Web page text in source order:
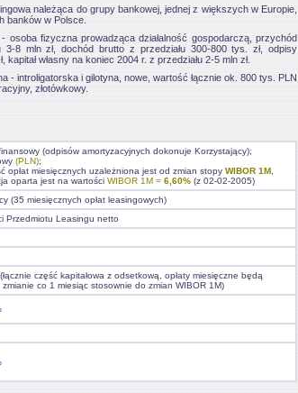
należąca do grupy bankowej, jednej z większych w Europie,
banków w Polsce.
osoba fizyczna prowadząca działalność gospodarczą, przychód
8 mln zł, dochód brutto z przedziału 300-800 tys. zł, odpisy
własny na koniec 2004 r. z przedziału 2-5 mln zł.
- introligatorska i gilotyna, nowe, wartość łącznie ok. 800 tys. PLN
złotówkowy.
(odpisów amortyzacyjnych dokonuje Korzystający);
(PLN);
opłat miesięcznych uzależniona jest od zmian stopy WIBOR 1M
oparta jest na wartości WIBOR 1M = 6,60% (z 02-02-2005)
(35 miesięcznych opłat leasingowych)
Przedmiotu Leasingu netto
(łącznie część kapitałowa z odsetkową, opłaty miesięczne będą
zmianie co 1 miesiąc stosownie do zmian WIBOR 1M)